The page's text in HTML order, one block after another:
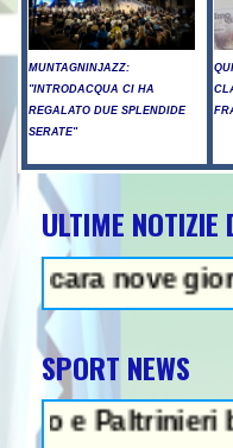
MUNTAGNINJAZZ:
"INTRODACQUA CI HA
REGALATO DUE SPLENDIDE
SERATE"
ULTIME NOTIZIE
giorni di
SPORT NEWS